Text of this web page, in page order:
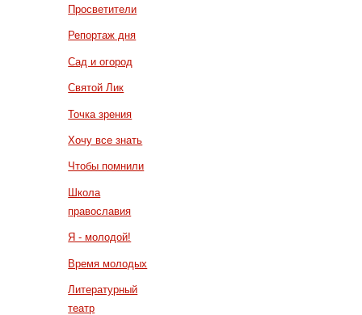
Просветители
Репортаж дня
Сад и огород
Святой Лик
Точка зрения
Хочу все знать
Чтобы помнили
Школа
православия
Я - молодой!
Время молодых
Литературный
театр